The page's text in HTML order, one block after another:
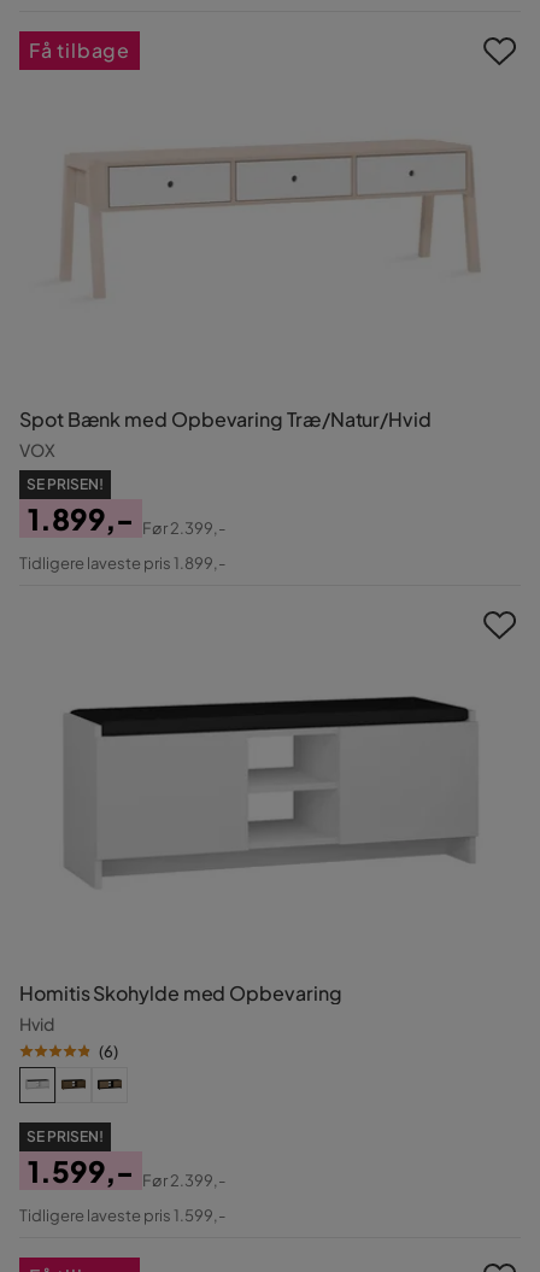
Spot Bænk med Opbevaring Træ/Natur/Hvid
VOX
SE PRISEN!
Pris
1.899,-
Original
Før2.399,-
Tidligere laveste pris 1.899,-
Få tilbage
Homitis Skohylde med Opbevaring
Hvid
(6)
SE PRISEN!
Pris
1.599,-
Original
Før2.399,-
Tidligere laveste pris 1.599,-